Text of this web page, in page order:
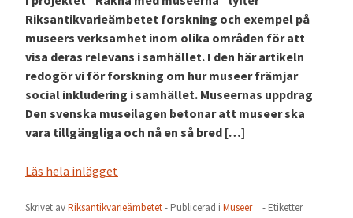
Riksantikvarieämbetet forskning och exempel på
museers verksamhet inom olika områden för att
visa deras relevans i samhället. I den här artikeln
redogör vi för forskning om hur museer främjar
social inkludering i samhället. Museernas uppdrag
Den svenska museilagen betonar att museer ska
vara tillgängliga och nå en så bred […]
Läs hela inlägget
Skrivet avRiksantikvarieämbetet- Publicerad i Museer
- Etiketter